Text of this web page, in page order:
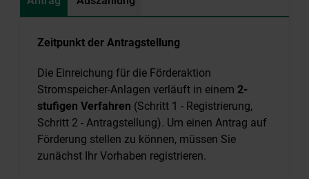
Zeitpunkt der Antragstellung
Die Einreichung für die Förderaktion
Stromspeicher-Anlagen verläuft in einem 2-
stufigen Verfahren (Schritt 1 - Registrierung,
Schritt 2 - Antragstellung). Um einen Antrag auf
Förderung stellen zu können, müssen Sie
zunächst Ihr Vorhaben registrieren.